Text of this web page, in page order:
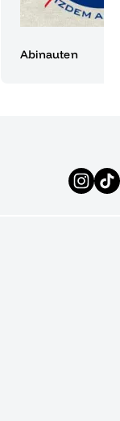
Abinauten